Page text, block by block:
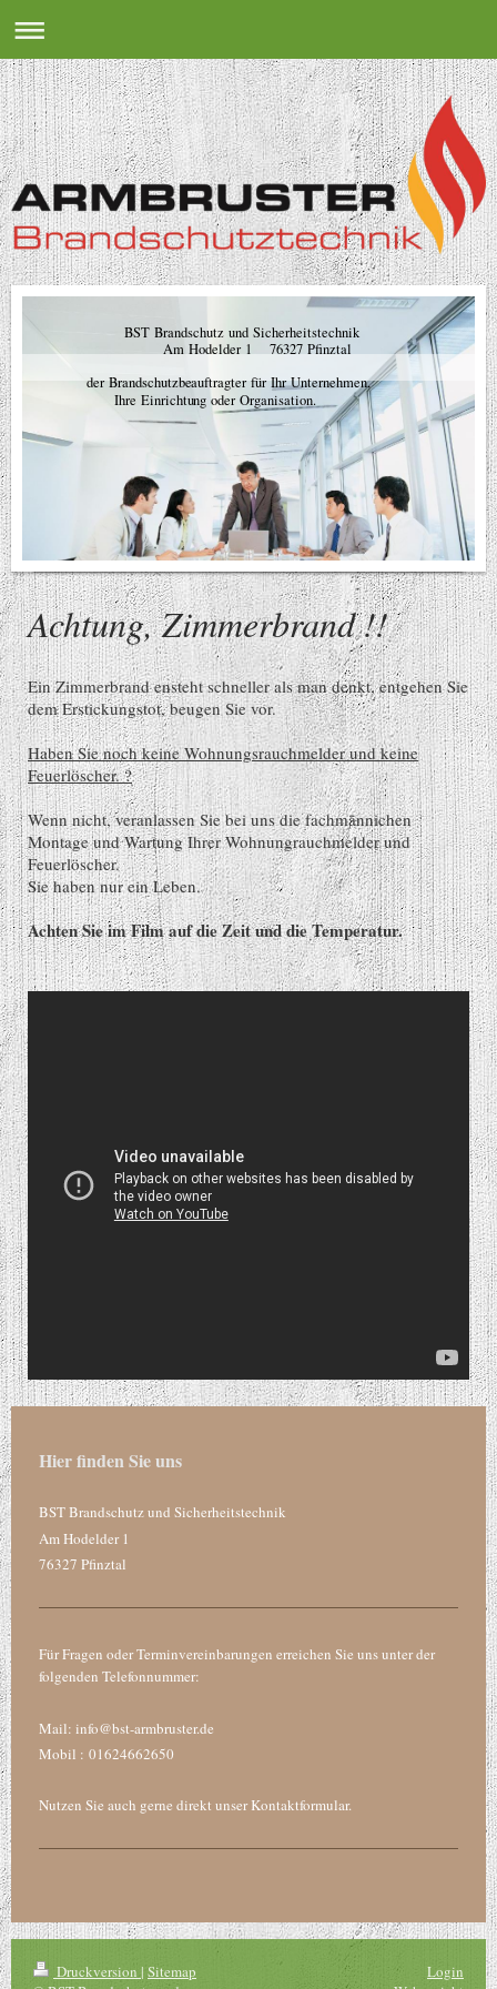
BST Brandschutz und Sicherheitstechnik
Am Hodelder 1 76327 Pfinztal
der Brandschutzbeauftragter für Ihr Unternehmen,
Ihre Einrichtung oder Organisation.
Achtung, Zimmerbrand !!
Ein Zimmerbrand ensteht schneller als man denkt, entgehen Sie
dem Erstickungstot, beugen Sie vor.
Haben Sie noch keine Wohnungsrauchmelder und keine
Feuerlöscher. ?
Wenn nicht, veranlassen Sie bei uns die fachmännichen
Montage und Wartung Ihrer Wohnungrauchmelder und
Feuerlöscher.
Sie haben nur ein Leben.
Achten Sie im Film auf die Zeit und die Temperatur.
Hier finden Sie uns
BST Brandschutz und Sicherheitstechnik
Am Hodelder 1
76327 Pfinztal
Für Fragen oder Terminvereinbarungen erreichen Sie uns unter der
folgenden Telefonnummer:
Mail: info@bst-armbruster.de
Mobil : 01624662650
Nutzen Sie auch gerne direkt unser Kontaktformular.
Druckversion | Sitemap
Login